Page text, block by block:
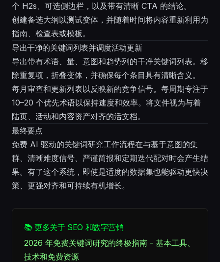
个 H2s、可选侧边栏，以及带有清晰 CTA 的结论。
创建备选大纲以测试变体，并随着时间将内容重新利用为
指南、检查表或模板。
导出干净的关键词列表并调度活动更新
导出带有术语、量、意图和趋势列的干净关键词列表。移
除重复项，折叠变体，并确保每个条目具有清晰含义。
每月审查和更新列表以反映新的竞争信号。每周期专注于
10–20 个优先术语以保持速度和效率。将文件视为与着
陆页、活动和内容资产对齐的活文档。
最终要点
免费 AI 驱动的关键词研究工作流程在与基于意图的集
群、清晰难度信号、严谨简报和定期迭代配对时会产生结
果。有了这个系统，即使是适度的数据集也能驱动更快决
策、更强对齐和可持续有机增长。
📚 更多关于 SEO 和数字营销
2026 年免费关键词研究的终极指南 - 基本工具、
技术和免费资源